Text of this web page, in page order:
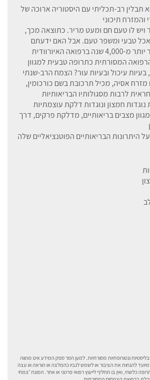
תבלין רב-תכליתי עם היסטוריה ארוכה של
והמזרח תיכוני
ויש לו טעם חם ומעט מריר. כתוצאה מכך,
טבעי ומשפר טעם. אבל האם ידעתם
שכורכום משמש כבר יותר מ-4,000 שנה ברפואה האיורוודית
המסורתית כתרופה טבעית למגוון
עיכול ובעיות עור? הצמח הרב-שנתי
אסיה, מכיל תרכובת בשם כורכומין,
לרבות מסגולותיו הבריאותיות
נוגדות חמצון ונוגדות דלקת עוצמתיות
מצבים בריאותיים, מדלקת פרקים, דרך
היתרונות הבריאותיים הפוטנציאליים שלה
ונטורופתיות מסורתיות. למען הסר ספק המידע אינו מהווה
להנחות את הציבור או לשמש לגביו כהמלצה או הוראה או עצה
כלשהי, ואין בו תחליף לייעוץ רפואי פרטני או אחר. המונח 'צמחי